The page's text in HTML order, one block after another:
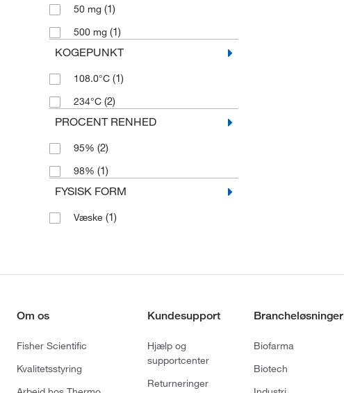
50 mg (1)
500 mg (1)
KOGEPUNKT
108.0°C (1)
234°C (2)
PROCENT RENHED
95% (2)
98% (1)
FYSISK FORM
Væske (1)
Om os
Fisher Scientific
Kvalitetsstyring
Kundesupport
Hjælp og
supportcenter
Returneringer
Brancheløsninger
Biofarma
Biotech